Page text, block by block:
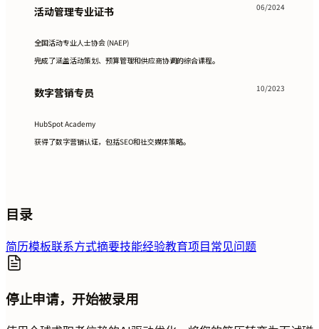
活动管理专业证书 06/2024
全国活动专业人士协会 (NAEP)
完成了涵盖活动策划、预算管理和供应商协调的综合课程。
数字营销专员 10/2023
HubSpot Academy
获得了数字营销认证，包括SEO和社交媒体策略。
目录
简历模板联系方式摘要技能经验教育项目常见问题
停止申请，开始被录用